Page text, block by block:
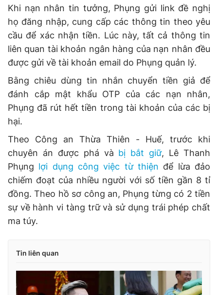
Khi nạn nhân tin tưởng, Phụng gửi link đề nghị
họ đăng nhập, cung cấp các thông tin theo yêu
cầu để xác nhận tiền. Lúc này, tất cả thông tin
liên quan tài khoản ngân hàng của nạn nhân đều
được gửi về tài khoản email do Phụng quản lý.
Bằng chiêu dùng tin nhắn chuyển tiền giả để
đánh cắp mật khẩu OTP của các nạn nhân,
Phụng đã rút hết tiền trong tài khoản của các bị
hại.
Theo Công an Thừa Thiên - Huế, trước khi
chuyên án được phá và bị bắt giữ, Lê Thanh
Phụng lợi dụng công việc từ thiện để lừa đảo
chiếm đoạt của nhiều người với số tiền gần 8 tỉ
đồng. Theo hồ sơ công an, Phụng từng có 2 tiền
sự về hành vi tàng trữ và sử dụng trái phép chất
ma túy.
Tin liên quan